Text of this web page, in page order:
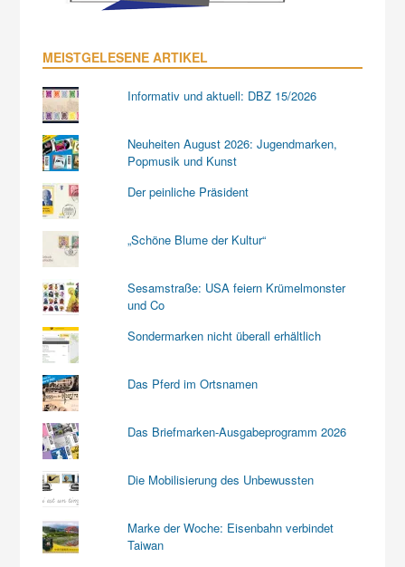
MEISTGELESENE ARTIKEL
Informativ und aktuell: DBZ 15/2026
Neuheiten August 2026: Jugendmarken,
Popmusik und Kunst
Der peinliche Präsident
„Schöne Blume der Kultur“
Sesamstraße: USA feiern Krümelmonster
und Co
Sondermarken nicht überall erhältlich
Das Pferd im Ortsnamen
Das Briefmarken-Ausgabeprogramm 2026
Die Mobilisierung des Unbewussten
Marke der Woche: Eisenbahn verbindet
Taiwan